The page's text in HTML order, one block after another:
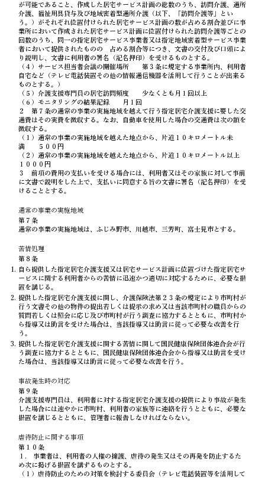
が可能であること、作成した居宅サービス計画の総数のうち、訪問介護、通所
介護、福祉用具貸与及び地域密着型通所介護（以下、「訪問介護等」とい
う。）がそれぞれ位置付けられた居宅サービス計画の数が占める割合並びに事
業所において作成された居宅サービス計画に位置付けられた訪問介護等ごとの
回数のうち、同一の指定居宅サービス事業者又は指定地域密着型サービス事業
者において提供されたものの 占める割合等につき、文書の交付及び口頭によ
り説明し、文書に利用者の署名（記名押印）を受けるものとする。
（４）サービス担当者会議の開催場所 第３条に規定する事業所内、利用者
自宅など（テレビ電話装置その他の情報通信機器を活用して行うことが出来る
ものとする。）
（５）介護支援専門員の居宅訪問頻度 少なくとも月１回以上
（６）モニタリングの結果記録 月１回
２ 第７条の通常の事業の実施地域を越えて行う指定居宅介護支援に要した交
通費はその実費を徴収する。なお、自動車を使用した場合の交通費は次の額を
徴収する。
（１）通常の事業の実施地域を越えた地点から、片道１０キロメートル未
満 ５００円
（２）通常の事業の実施地域を越えた地点から、片道１０キロメートル以上
１０００円
３ 前項の費用の支払いを受ける場合には、利用者又はその家族に対して事前
に文書で説明をした上で、支払いに同意する旨の文書に署名（記名押印）を受
けることとする。
通常の事業の実施地域
第７条
通常の事業の実施地域は、ふじみ野市、川越市、三芳町、富士見市とする。
苦情処理
第８条
自ら提供した指定居宅介護支援又は居宅サービス計画に位置づけた指定居宅サ
ービスに関する利用者からの苦情に迅速かつ適切に対応するために、必要な措
置を講じる。
提供した指定居宅介護支援に関し、介護保険法第２３条の規定により市町村が
行う文書その他の物件の提出若しくは提示の求め又は当該市町村の職員からの
質問若しくは照会に応じ及び市町村が行う調査に協力するとともに、市町村か
ら指導又は助言を受けた場合は、当該指導又は助言に従って必要な改善を行
う。
提供した指定居宅介護支援に関する苦情に関して国民健康保険団体連合会が行
う調査に協力するとともに、国民健康保険団体連合会から指導又は助言を受け
た場合は、当該指導又は助言に従って必要な改善を行う。
事故発生時の対応
第９条
介護支援専門員は、利用者に対する指定居宅介護支援の提供により事故が発生
した場合には速やかに市町村、利用者の家族等に連絡を行うとともに、必要な
措置を講じるとともに、管理者に報告しなければならない。
虐待防止に関する事項
第１０条
１. 事業者は、利用者の人権の擁護、虐待の発生又はその再発を防止するた
め次に掲げる措置を講ずるものとする。
（１）虐待防止のための対策を検討する委員会（テレビ電話装置等を活用して